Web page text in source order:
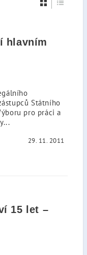
hlavním
Státního
pro práci a
29. 11. 2011
15 let –